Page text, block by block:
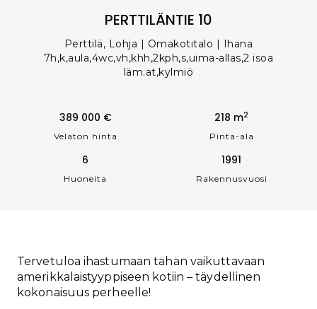
PERTTILÄNTIE 10
Perttilä, Lohja | Omakotitalo | Ihana
7h,k,aula,4wc,vh,khh,2kph,s,uima-allas,2 isoa
läm.at,kylmiö
389 000 €
Velaton hinta
218 m2
Pinta-ala
6
Huoneita
1991
Rakennusvuosi
Tervetuloa ihastumaan tähän vaikuttavaan
amerikkalaistyyppiseen kotiin – täydellinen
kokonaisuus perheelle!